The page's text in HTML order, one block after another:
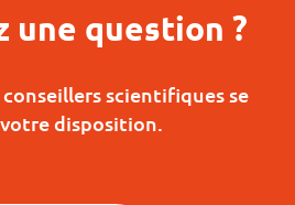
une question ?
scientifiques se
disposition.